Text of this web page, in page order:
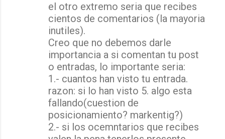
el otro extremo seria que recibes
cientos de comentarios (la mayoria
inutiles).
Creo que no debemos darle
importancia a si comentan tu post
o entradas, lo importante seria:
1.- cuantos han visto tu entrada.
razon: si lo han visto 5. algo esta
fallando(cuestion de
posicionamiento? markentig?)
2.- si los ocemntarios que recibes